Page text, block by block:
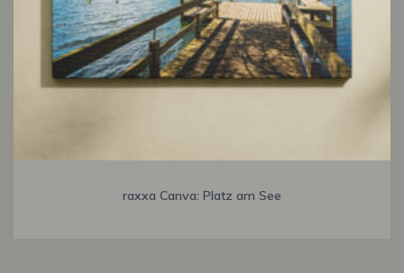
raxxa Canva: Platz am See